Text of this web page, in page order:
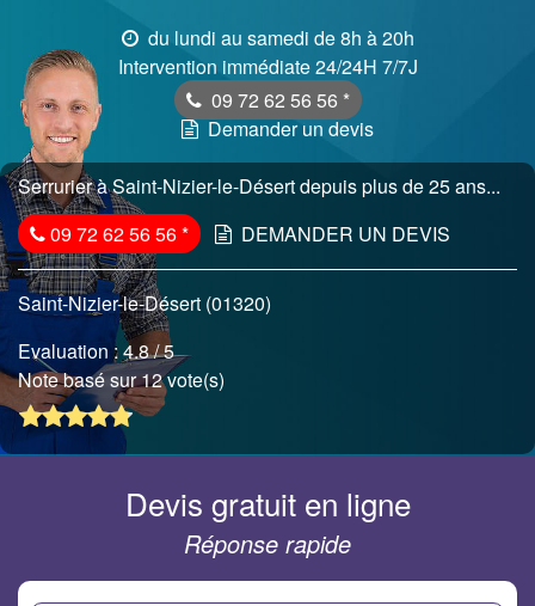
du lundi au samedi de 8h à 20h
Intervention immédiate 24/24H 7/7J
09 72 62 56 56 *
Demander un devis
Serrurier à Saint-Nizier-le-Désert depuis plus de 25 ans...
09 72 62 56 56* DEMANDER UN DEVIS
Saint-Nizier-le-Désert (01320)
Evaluation :4.8/ 5
Note basé sur 12 vote(s)
Devis gratuit en ligne
Réponse rapide